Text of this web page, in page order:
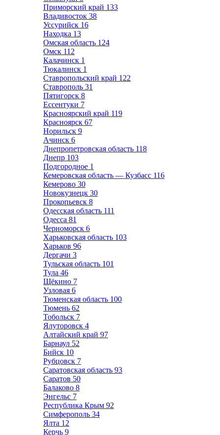
Приморский край 133
Владивосток 38
Уссурийск 16
Находка 13
Омская область 124
Омск 112
Калачинск 1
Тюкалинск 1
Ставропольский край 122
Ставрополь 31
Пятигорск 8
Ессентуки 7
Красноярский край 119
Красноярск 67
Норильск 9
Ачинск 6
Днепропетровская область 118
Днепр 103
Подгородное 1
Кемеровская область — Кузбасс 116
Кемерово 30
Новокузнецк 30
Прокопьевск 8
Одесская область 111
Одесса 81
Черноморск 6
Харьковская область 103
Харьков 96
Дергачи 3
Тульская область 101
Тула 46
Щёкино 7
Узловая 6
Тюменская область 100
Тюмень 62
Тобольск 7
Ялуторовск 4
Алтайский край 97
Барнаул 52
Бийск 10
Рубцовск 7
Саратовская область 93
Саратов 50
Балаково 8
Энгельс 7
Республика Крым 92
Симферополь 34
Ялта 12
Керчь 9